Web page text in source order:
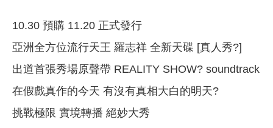
10.30 預購 11.20 正式發行
亞洲全方位流行天王 羅志祥 全新天碟 [真人秀?]
出道首張秀場原聲帶 REALITY SHOW? soundtrack
在假戲真作的今天 有沒有真相大白的明天?
挑戰極限 實境轉播 絕妙大秀